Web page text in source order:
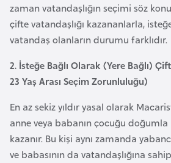
zaman vatandaşlığın seçimi söz
çifte vatandaşlığı kazananlarla,
vatandaş olanların durumu farklıdır.
2. İsteğe Bağlı Olarak (Yere Bağlı)
23 Yaş Arası Seçim Zorunluluğu)
En az sekiz yıldır yasal olarak
anne veya babanın çocuğu doğumla
kazanır. Bu kişi aynı zamanda
ve babasının da vatandaşlığına
G
a
b
o
n
G
a
m
b